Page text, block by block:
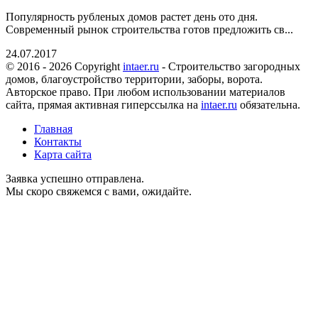
Популярность рубленых домов растет день ото дня.
Современный рынок строительства готов предложить св...
24.07.2017
© 2016 - 2026 Copyright intaer.ru - Cтроительство загородных
домов, благоустройство территории, заборы, ворота.
Авторское право. При любом использовании материалов
сайта, прямая активная гиперссылка на intaer.ru обязательна.
Главная
Контакты
Карта сайта
Заявка успешно отправлена.
Мы скоро свяжемся с вами, ожидайте.